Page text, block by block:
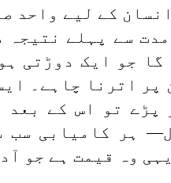
کے لیے واحد
سے پہلے
گا جو ایک دوڑتی
پر اترنا چاہے۔
پڑے تو اس کے
ہر کامیابی سب
وہ قیمت ہے جو